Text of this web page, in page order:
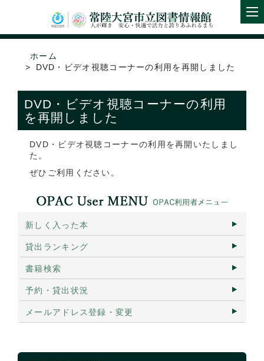
ホーム
DVD・ビデオ視聴コーナーの利用を再開しました
DVD・ビデオ視聴コーナーの利用
を再開しました
DVD・ビデオ視聴コーナーの利用を再開いたしまし
た。
ぜひご利用ください。
新しく入った本
貸出ランキング
書籍検索
予約・貸出状況
メールアドレス登録・変更